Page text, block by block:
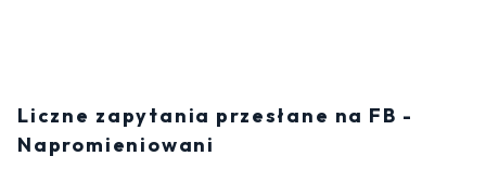
Liczne zapytania przesłane na FB -
Napromieniowani